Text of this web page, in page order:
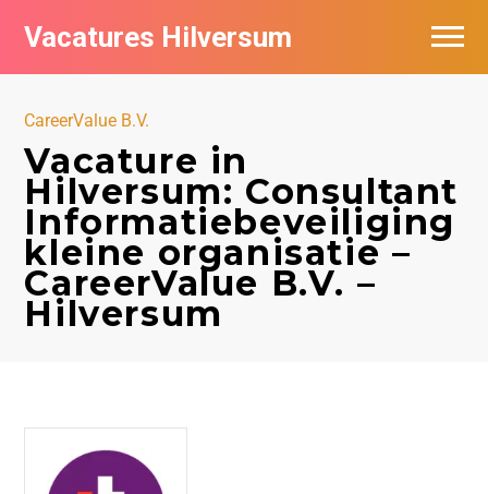
Vacatures Hilversum
CareerValue B.V.
Vacature in
Hilversum: Consultant
Informatiebeveiliging
kleine organisatie –
CareerValue B.V. –
Hilversum
Vacatures per bedrijf in Hilversum